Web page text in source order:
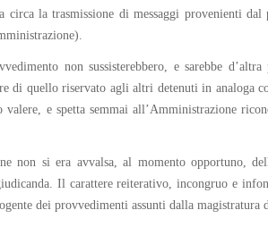
circa la trasmissione di messaggi provenienti
non sussisterebbero, e sarebbe
di quello riservato agli altri detenuti in
e spetta semmai all’Amministrazione
non si era avvalsa, al momento opportuno,
Il carattere reiterativo, incongruo e
dei provvedimenti assunti dalla